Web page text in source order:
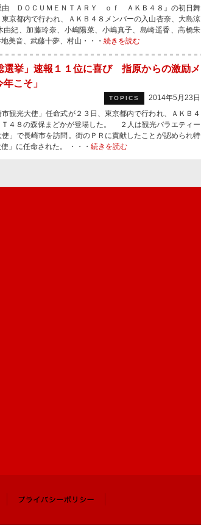
由 ＤＯＣＵＭＥＮＴＡＲＹ ｏｆ ＡＫＢ４８』の初日舞
京都内で行われ、ＡＫＢ４８メンバーの入山杏奈、大島涼
由紀、加藤玲奈、小嶋陽菜、小嶋真子、島崎遥香、高橋朱
美音、武藤十夢、村山・・・ 続きを読む
選挙」速報１１位に喜び 指原からの激励メ
こそ」
TOPICS
2014年5月23日
観光大使」任命式が２３日、東京都内で行われ、ＡＫＢ４
Ｔ４８の森保まどかが登場した。 ２人は観光バラエティー
」で長崎市を訪問。街のＰＲに貢献したことが認められ特
」に任命された。 ・・・ 続きを読む